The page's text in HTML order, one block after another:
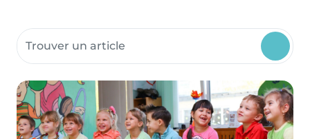
Rechercher dans les ressources communautaires